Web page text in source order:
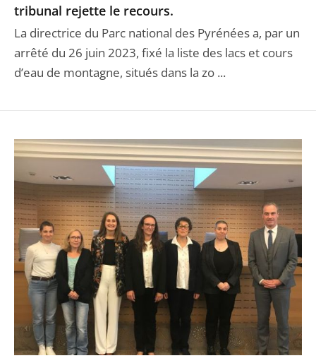
tribunal rejette le recours.
La directrice du Parc national des Pyrénées a, par un
arrêté du 26 juin 2023, fixé la liste des lacs et cours
d’eau de montagne, situés dans la zo ...